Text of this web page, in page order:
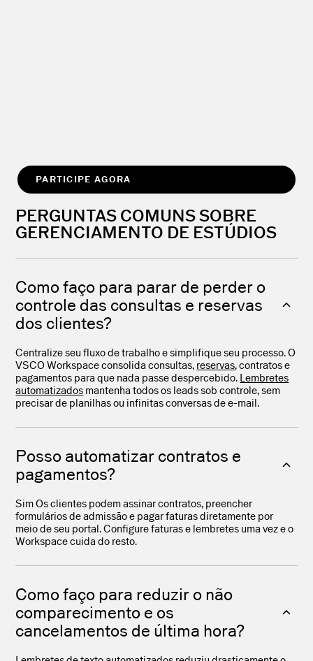
PARTICIPE AGORA
PERGUNTAS COMUNS SOBRE
GERENCIAMENTO DE ESTÚDIOS
Como faço para parar de perder o
controle das consultas e reservas
dos clientes?
Centralize seu fluxo de trabalho e simplifique seu processo. O
VSCO Workspace consolida consultas, reservas, contratos e
pagamentos para que nada passe despercebido. Lembretes
automatizados mantenha todos os leads sob controle, sem
precisar de planilhas ou infinitas conversas de e-mail.
Posso automatizar contratos e
pagamentos?
Sim Os clientes podem assinar contratos, preencher
formulários de admissão e pagar faturas diretamente por
meio de seu portal. Configure faturas e lembretes uma vez e o
Workspace cuida do resto.
Como faço para reduzir o não
comparecimento e os
cancelamentos de última hora?